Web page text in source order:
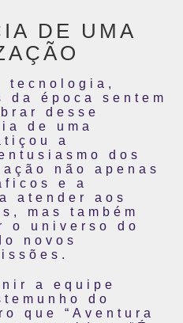
DE UMA
tecnologia,
da época sentem
desse
de uma
a
dos
não apenas
e a
atender aos
mas também
o universo do
novos
a equipe
do
que “Aventura